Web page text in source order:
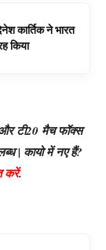
कार्तिक ने भारत
किया
टी20 मैच फॉक्स
| कायो में नए हैं?
करें.